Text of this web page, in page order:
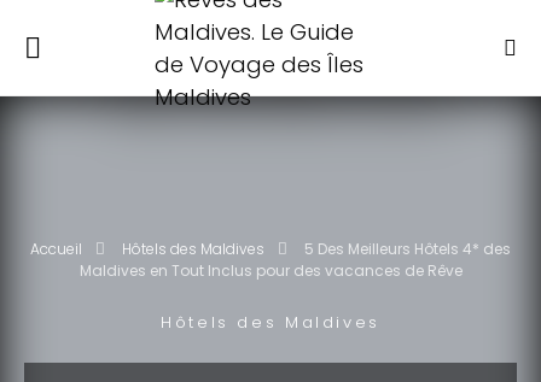
Accueil Hôtels des Maldives
5 Des Meilleurs Hôtels 4* des
Maldives en Tout Inclus pour des vacances de Rêve
Hôtels des Maldives